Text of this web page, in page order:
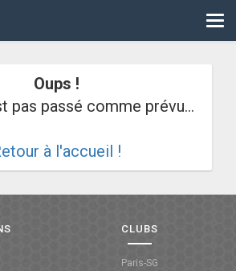
Oups !
pas passé comme prévu...
à l'accueil !
CLUBS
Paris-SG